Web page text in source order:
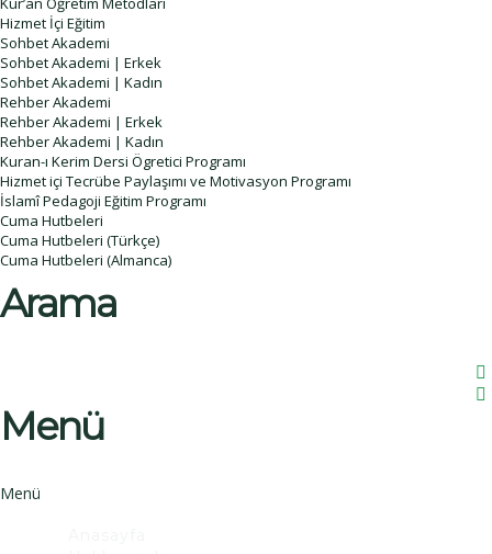
Hizmet İçi Eğitim
Sohbet Akademi
Sohbet Akademi | Erkek
Sohbet Akademi | Kadın
Rehber Akademi
Rehber Akademi | Erkek
Rehber Akademi | Kadın
Kuran-ı Kerim Dersi Ögretici Programı
Hizmet içi Tecrübe Paylaşımı ve Motivasyon Programı
İslamî Pedagoji Eğitim Programı
Cuma Hutbeleri
Cuma Hutbeleri (Türkçe)
Cuma Hutbeleri (Almanca)
Arama
Menü